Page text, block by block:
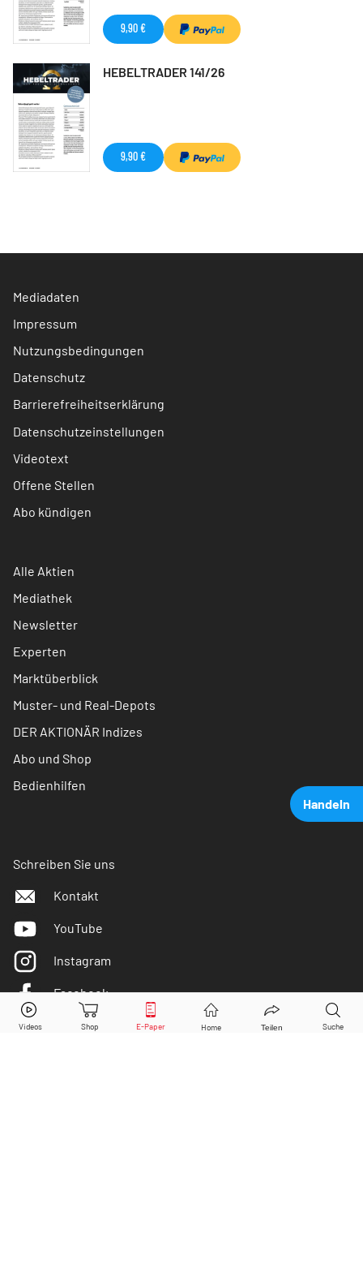
Handeln
Apple Aktie jetzt handeln?
9,90 €
HEBELTRADER 141/26
9,90 €
Mediadaten
Impressum
Nutzungsbedingungen
Datenschutz
Barrierefreiheitserklärung
Datenschutzeinstellungen
Videotext
Offene Stellen
Abo kündigen
Alle Aktien
Mediathek
Newsletter
Experten
Marktüberblick
Muster- und Real-Depots
DER AKTIONÄR Indizes
Abo und Shop
Bedienhilfen
Schreiben Sie uns
Kontakt
YouTube
Instagram
Facebook
Twitter